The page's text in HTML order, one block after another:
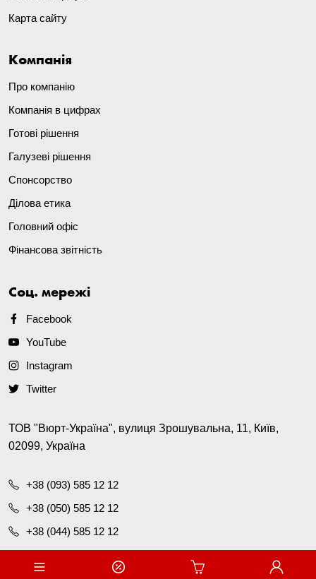
Карта сайту
Компанія
Про компанію
Компанія в цифрах
Готові рішення
Галузеві рішення
Спонсорство
Ділова етика
Головний офіс
Фінансова звітність
Соц. мережі
Facebook
YouTube
Instagram
Twitter
ТОВ "Вюрт-Україна", вулиця Зрошувальна, 11, Київ,
02099, Україна
+38 (093) 585 12 12
+38 (050) 585 12 12
+38 (044) 585 12 12